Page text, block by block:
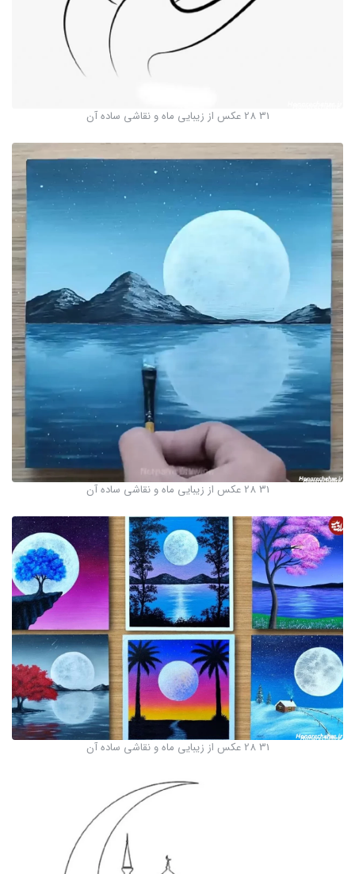
31 28 عکس از زیبایی ماه و نقاشی ساده آن
31 28 عکس از زیبایی ماه و نقاشی ساده آن
31 28 عکس از زیبایی ماه و نقاشی ساده آن